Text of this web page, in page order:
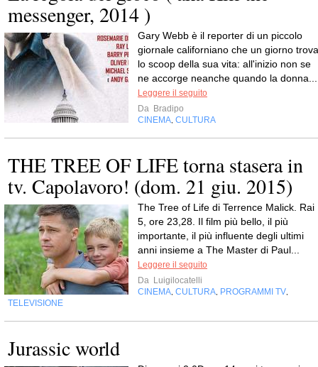
messenger, 2014 )
Gary Webb è il reporter di un piccolo
giornale californiano che un giorno trova
lo scoop della sua vita: all'inizio non se
ne accorge neanche quando la donna...
Leggere il seguito
Da Bradipo
CINEMA CULTURA
THE TREE OF LIFE torna stasera in
tv. Capolavoro! (dom. 21 giu. 2015)
The Tree of Life di Terrence Malick. Rai
5, ore 23,28. Il film più bello, il più
importante, il più influente degli ultimi
anni insieme a The Master di Paul...
Leggere il seguito
Da Luigilocatelli
CINEMA CULTURA PROGRAMMI TV
TELEVISIONE
Jurassic world